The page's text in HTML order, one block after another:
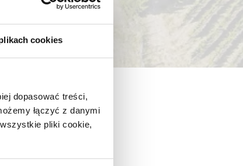
cookies
dopasować treści,
łączyć z danymi
pliki cookie,